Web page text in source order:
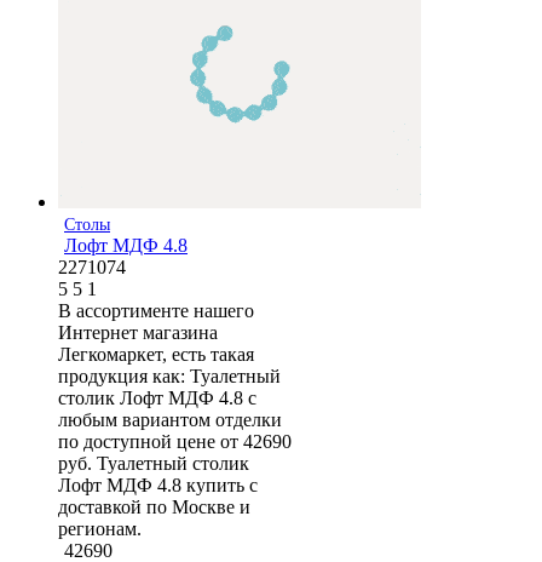
Столы
Лофт МДФ 4.8
2271074
5 5 1
В ассортименте нашего
Интернет магазина
Легкомаркет, есть такая
продукция как: Туалетный
столик Лофт МДФ 4.8 с
любым вариантом отделки
по доступной цене от 42690
руб. Туалетный столик
Лофт МДФ 4.8 купить с
доставкой по Москве и
регионам.
42690